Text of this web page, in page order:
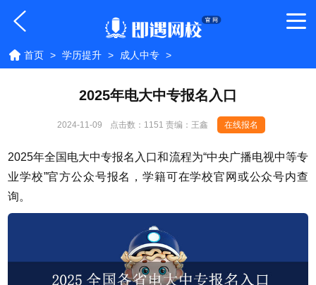
首页 > 学历提升 > 成人中专 >
2025年电大中专报名入口
2024-11-09 点击数： 1151 责编：王鑫 在线报名
2025年全国电大中专报名入口和流程为“中央广播电视中等专
业学校”官方公众号报名，学籍可在学校官网或公众号内查
询。